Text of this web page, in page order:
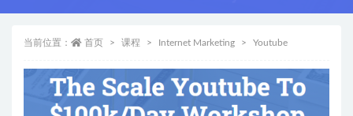
当前位置： 首页 课程 Internet Marketing Youtube